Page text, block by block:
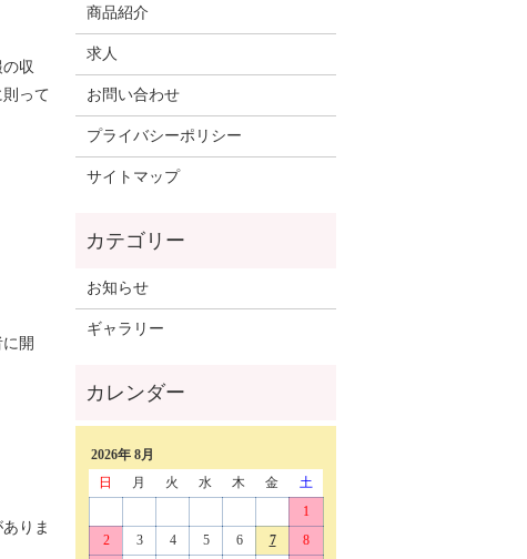
収
って
開
りま
商品紹介
求人
お問い合わせ
プライバシーポリシー
サイトマップ
お知らせ
ギャラリー
2026年 8月
日
月 火 水 木 金
土
1
2
3 4 5 6 7
8